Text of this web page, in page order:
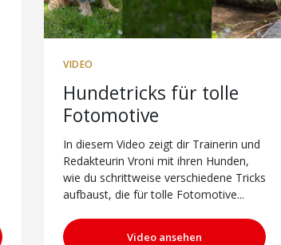
VIDEO
Hundetricks für tolle
Fotomotive
In diesem Video zeigt dir Trainerin und
Redakteurin Vroni mit ihren Hunden,
wie du schrittweise verschiedene Tricks
aufbaust, die für tolle Fotomotive...
Video ansehen